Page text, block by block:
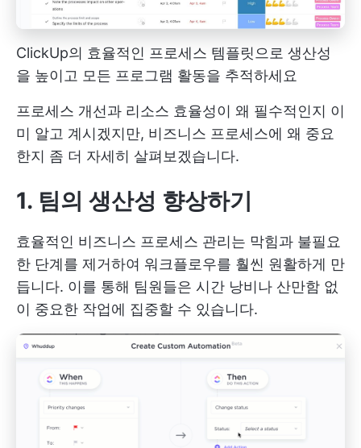
ClickUp의 효율적인 프로세스 템플릿으로 생산성
을 높이고 모든 프로그램 활동을 추적하세요
프로세스 개선과 리소스 효율성이 왜 필수적인지 이
미 알고 계시겠지만, 비즈니스 프로세스에 왜 중요
한지 좀 더 자세히 살펴보겠습니다.
1. 팀의 생산성 향상하기
효율적인 비즈니스 프로세스 관리는 막힘과 불필요
한 단계를 제거하여 워크플로우를 훨씬 원활하게 만
듭니다. 이를 통해 팀원들은 시간 낭비나 산만함 없
이 중요한 작업에 집중할 수 있습니다.